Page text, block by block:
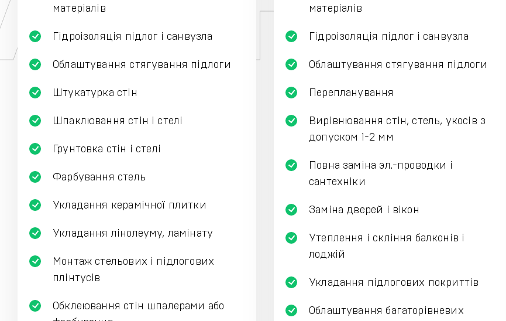
матеріалів
Гідроізоляція підлог і санвузла
Облаштування стягування підлоги
Штукатурка стін
Шпаклювання стін і стелі
Грунтовка стін і стелі
Фарбування стель
Укладання керамічної плитки
Укладання лінолеуму, ламінату
Монтаж стельових і підлогових
плінтусів
Обклеювання стін шпалерами або
матеріалів
Гідроізоляція підлог і санвузла
Облаштування стягування підлоги
Перепланування
Вирівнювання стін, стель, укосів з
допуском 1-2 мм
Повна заміна эл.-проводки і
сантехніки
Заміна дверей і вікон
Утеплення і скління балконів і
лоджій
Укладання підлогових покриттів
Облаштування багаторівневих